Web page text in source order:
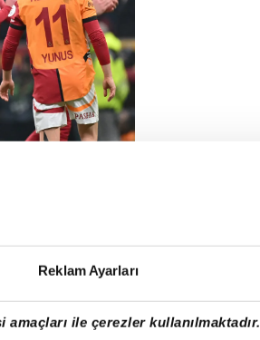
Reklam Ayarları
ile çerezler kullanılmaktadır.
ise bu
bu akşamki